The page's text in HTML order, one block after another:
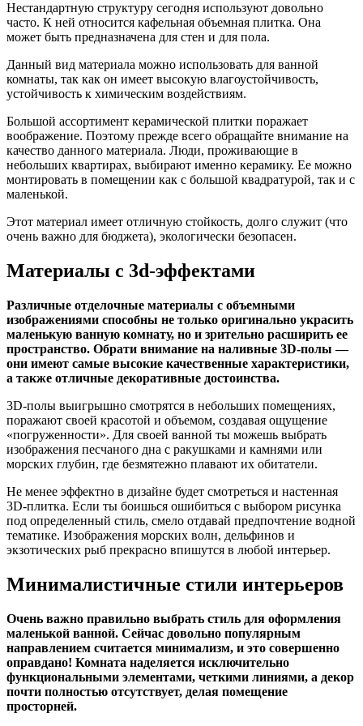
Нестандартную структуру сегодня используют довольно
часто. К ней относится кафельная объемная плитка. Она
может быть предназначена для стен и для пола.
Данный вид материала можно использовать для ванной
комнаты, так как он имеет высокую влагоустойчивость,
устойчивость к химическим воздействиям.
Большой ассортимент керамической плитки поражает
воображение. Поэтому прежде всего обращайте внимание на
качество данного материала. Люди, проживающие в
небольших квартирах, выбирают именно керамику. Ее можно
монтировать в помещении как с большой квадратурой, так и с
маленькой.
Этот материал имеет отличную стойкость, долго служит (что
очень важно для бюджета), экологически безопасен.
Материалы с 3d-эффектами
Различные отделочные материалы с объемными
изображениями способны не только оригинально украсить
маленькую ванную комнату, но и зрительно расширить ее
пространство. Обрати внимание на наливные 3D-полы —
они имеют самые высокие качественные характеристики,
а также отличные декоративные достоинства.
3D-полы выигрышно смотрятся в небольших помещениях,
поражают своей красотой и объемом, создавая ощущение
«погруженности». Для своей ванной ты можешь выбрать
изображения песчаного дна с ракушками и камнями или
морских глубин, где безмятежно плавают их обитатели.
Не менее эффектно в дизайне будет смотреться и настенная
3D-плитка. Если ты боишься ошибиться с выбором рисунка
под определенный стиль, смело отдавай предпочтение водной
тематике. Изображения морских волн, дельфинов и
экзотических рыб прекрасно впишутся в любой интерьер.
Минималистичные стили интерьеров
Очень важно правильно выбрать стиль для оформления
маленькой ванной. Сейчас довольно популярным
направлением считается минимализм, и это совершенно
оправдано! Комната наделяется исключительно
функциональными элементами, четкими линиями, а декор
почти полностью отсутствует, делая помещение
просторней.